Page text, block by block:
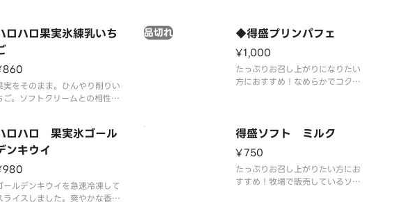
ミックスゼリー、まろやかなソ
トクリームの組み合わせです。
とくちごとに違う食感が楽しめ
、ロングセラーのハ
ロハロ果実氷練乳いち
実をそのまま。ひんやり削りい
ご。ソフトクリームとの相性ぴ
◆得盛プリンパフェ
品切れ
¥1,000
たっぷりお召し上がりになりたい
方におすすめ！なめらかでコクが
レーヌ岩塩を使用しました。やさ
まで飽きのこない味わいを実現し
ました。
ロハロ 果実氷ゴール
ンキウイ
ールデンキウイを急速冷凍して
ライスしました。爽やかな香り
得盛ソフト ミルク
¥750
たっぷりお召し上がりたい方にお
すすめ！牧場で販売しているソフ